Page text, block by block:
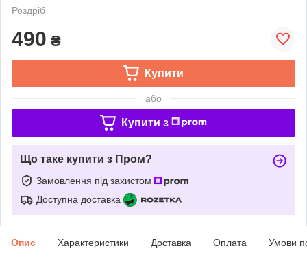
Роздріб
490 ₴
Купити
або
Купити з
Що таке купити з Пром?
Замовлення під захистом
Доступна доставка
Опис Характеристики Доставка Оплата Умови